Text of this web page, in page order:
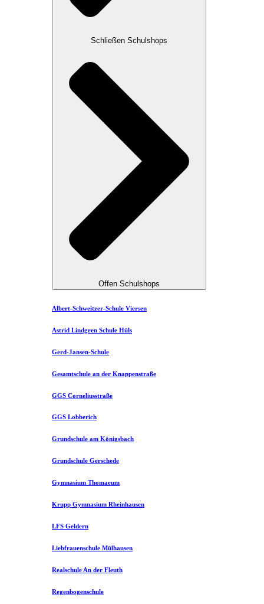
Schließen Schulshops
Offen Schulshops
Albert-Schweitzer-Schule Viersen
Astrid Lindgren Schule Hüls
Gerd-Jansen-Schule
Gesamtschule an der Knappenstraße
GGS Corneliusstraße
GGS Lobberich
Grundschule am Königsbach
Grundschule Gerschede
Gymnasium Thomaeum
Krupp Gymnasium Rheinhausen
LFS Geldern
Liebfrauenschule Mülhausen​
Realschule An der Fleuth
Regenbogenschule